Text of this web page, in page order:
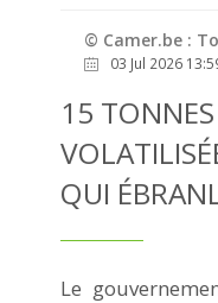
© Camer.be :
03 Jul 2026
15
QUI
Le